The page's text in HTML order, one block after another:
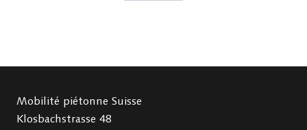
Mobilité piétonne Suisse
Klosbachstrasse 48